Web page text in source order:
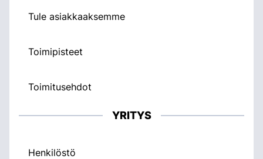
Tule asiakkaaksemme
Toimipisteet
Toimitusehdot
YRITYS
Henkilöstö